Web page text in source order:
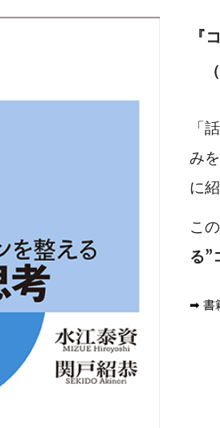
『
（
「
み
に紹
こ
る”
➡ 書